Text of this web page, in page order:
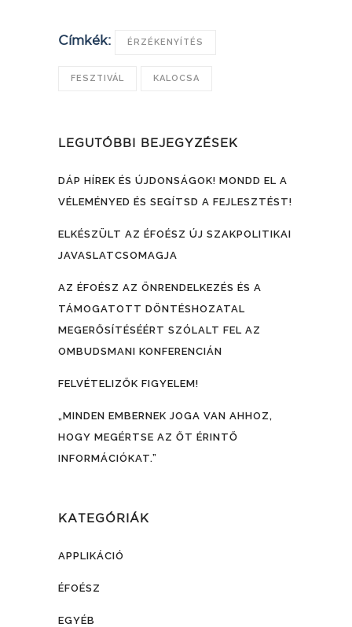
Címkék: ÉRZÉKENYÍTÉS
FESZTIVÁL KALOCSA
LEGUTÓBBI BEJEGYZÉSEK
DÁP HÍREK ÉS ÚJDONSÁGOK! MONDD EL A
VÉLEMÉNYED ÉS SEGÍTSD A FEJLESZTÉST!
ELKÉSZÜLT AZ ÉFOÉSZ ÚJ SZAKPOLITIKAI
JAVASLATCSOMAGJA
AZ ÉFOÉSZ AZ ÖNRENDELKEZÉS ÉS A
TÁMOGATOTT DÖNTÉSHOZATAL
MEGERŐSÍTÉSÉÉRT SZÓLALT FEL AZ
OMBUDSMANI KONFERENCIÁN
FELVÉTELIZŐK FIGYELEM!
„MINDEN EMBERNEK JOGA VAN AHHOZ,
HOGY MEGÉRTSE AZ ŐT ÉRINTŐ
INFORMÁCIÓKAT.”
KATEGÓRIÁK
APPLIKÁCIÓ
ÉFOÉSZ
EGYÉB